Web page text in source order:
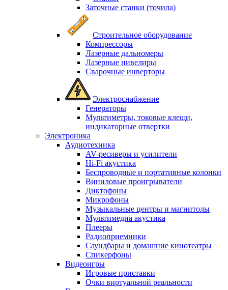
Заточные станки (точила)
Строительное оборудование
Компрессоры
Лазерные дальномеры
Лазерные нивелиры
Сварочные инверторы
Электроснабжение
Генераторы
Мультиметры, токовые клещи,
индикаторные отвертки
Электроника
Аудиотехника
AV-ресиверы и усилители
Hi-Fi акустика
Беспроводные и портативные колонки
Виниловые проигрыватели
Диктофоны
Микрофоны
Музыкальные центры и магнитолы
Мультимедиа акустика
Плееры
Радиоприемники
Саундбары и домашние кинотеатры
Спикерфоны
Видеоигры
Игровые приставки
Очки виртуальной реальности